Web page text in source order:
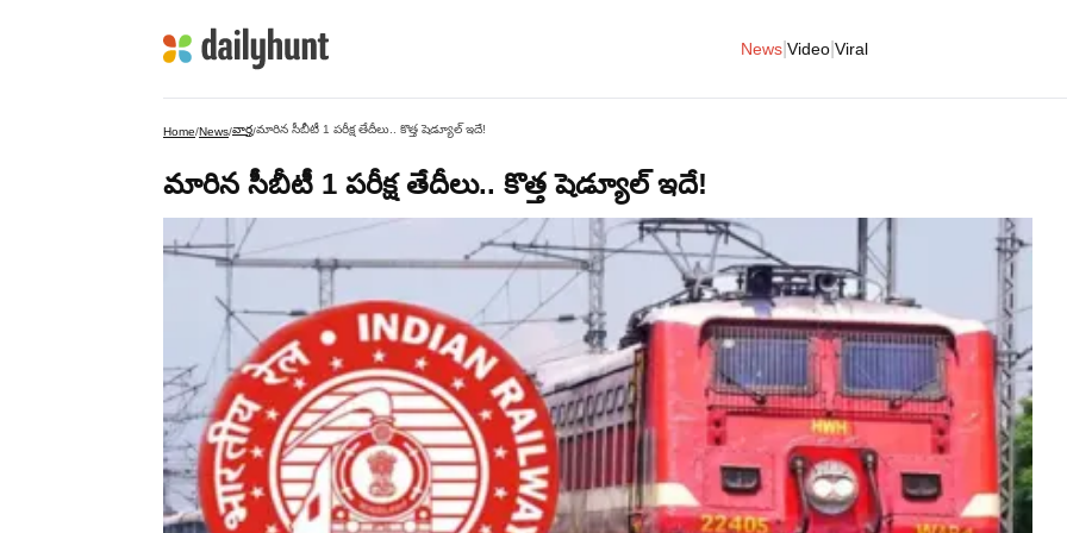
News Video Viral
Home/News/వార్త/మారిన సీబీటీ 1 పరీక్ష తేదీలు.. కొత్త షెడ్యూల్ ఇదే!
మారిన సీబీటీ 1 పరీక్ష తేదీలు.. కొత్త షెడ్యూల్ ఇదే!